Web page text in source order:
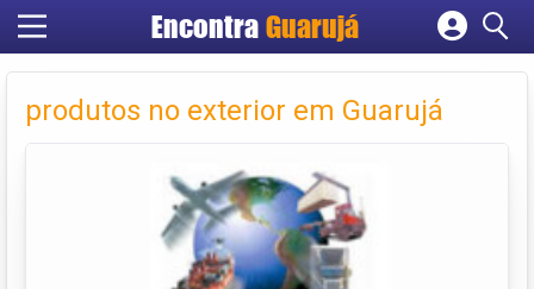
Encontra Guarujá
Cadastrar empresa
Criar conta
produtos no exterior em Guarujá